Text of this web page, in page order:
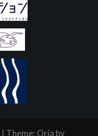
| Theme: Oria by